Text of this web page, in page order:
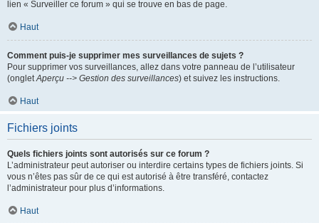
lien « Surveiller ce forum » qui se trouve en bas de page.
Haut
Comment puis-je supprimer mes surveillances de sujets ?
Pour supprimer vos surveillances, allez dans votre panneau de l’utilisateur
(ongletAperçu --> Gestion des surveillances) et suivez les instructions.
Haut
Fichiers joints
Quels fichiers joints sont autorisés sur ce forum ?
L’administrateur peut autoriser ou interdire certains types de fichiers joints. Si
vous n’êtes pas sûr de ce qui est autorisé à être transféré, contactez
l’administrateur pour plus d’informations.
Haut